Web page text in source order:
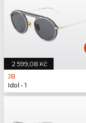
2 599,08 Kč
JB
Idol - 1